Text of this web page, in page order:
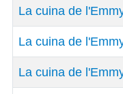
La cuina de
La cuina de
La cuina de